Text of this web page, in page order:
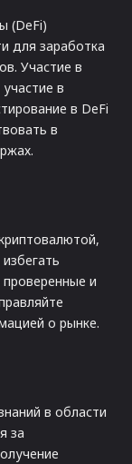
(DeFi)
для заработка
Участие в
в
в DeFi
в
и
о рынке.
в области
за